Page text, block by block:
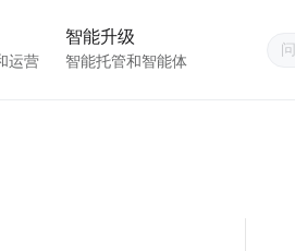
运营
智能升级
智能托管和智能体